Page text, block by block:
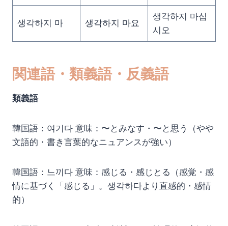
생각하지 마 생각하지 마요
생각하지 마십
시오
関連語・類義語・反義語
類義語
韓国語：여기다 意味：〜とみなす・〜と思う（やや
文語的・書き言葉的なニュアンスが強い）
韓国語：느끼다 意味：感じる・感じとる（感覚・感
情に基づく「感じる」。생각하다より直感的・感情
的）